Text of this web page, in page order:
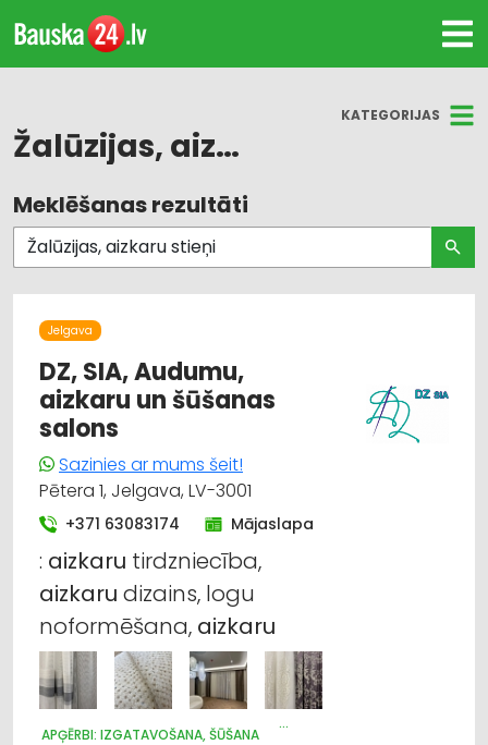
KATEGORIJAS
Žalūzijas, aizkaru stieņi
Visas nozares
Žalūzijas, aizkaru stieņi
Audumu un aizkaru tirdzniecība
Durvis, logi
Mēbeļu tirdzniecība
Markīzes
Suvenīri, dāvanas
Trauki
Apgaismes tehnikas tirdzniecība
Celtniecības un remonta darbi
Meklēšanas rezultāti
Jelgava
DZ, SIA, Audumu,
aizkaru un šūšanas
salons
Sazinies ar mums šeit!
Pētera 1, Jelgava, LV-3001
+371 63083174 Mājaslapa
: aizkaru tirdzniecība,
aizkaru dizains, logu
noformēšana, aizkaru
APĢĒRBI: IZGATAVOŠANA, ŠŪŠANA